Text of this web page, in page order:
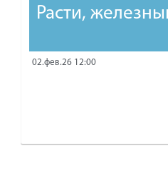
Расти,
02.фев.26 12:00